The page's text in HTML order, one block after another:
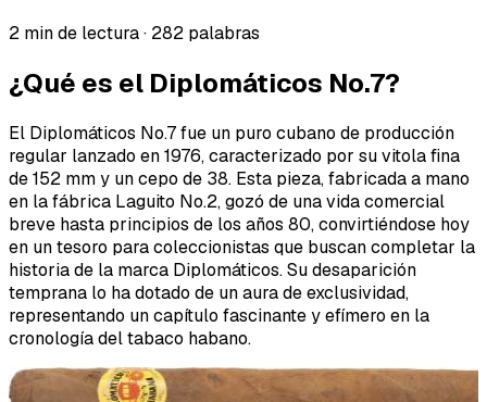
2 min de lectura · 282 palabras
¿Qué es el Diplomáticos No.7?
El Diplomáticos No.7 fue un puro cubano de producción
regular lanzado en 1976, caracterizado por su vitola fina
de 152 mm y un cepo de 38. Esta pieza, fabricada a mano
en la fábrica Laguito No.2, gozó de una vida comercial
breve hasta principios de los años 80, convirtiéndose hoy
en un tesoro para coleccionistas que buscan completar la
historia de la marca Diplomáticos. Su desaparición
temprana lo ha dotado de un aura de exclusividad,
representando un capítulo fascinante y efímero en la
cronología del tabaco habano.